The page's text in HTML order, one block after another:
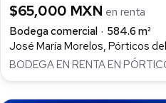
$65,000 MXN en renta
Bodega comercial
584.6 m²
José María Morelos, Pórticos del
BODEGA EN RENTA EN